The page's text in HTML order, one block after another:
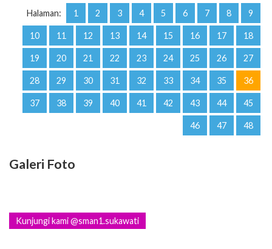
Halaman: 1 2 3 4 5 6 7 8 9
10 11 12 13 14 15 16 17 18
19 20 21 22 23 24 25 26 27
28 29 30 31 32 33 34 35 36
37 38 39 40 41 42 43 44 45
46 47 48
Galeri Foto
Kunjungi kami @sman1.sukawati